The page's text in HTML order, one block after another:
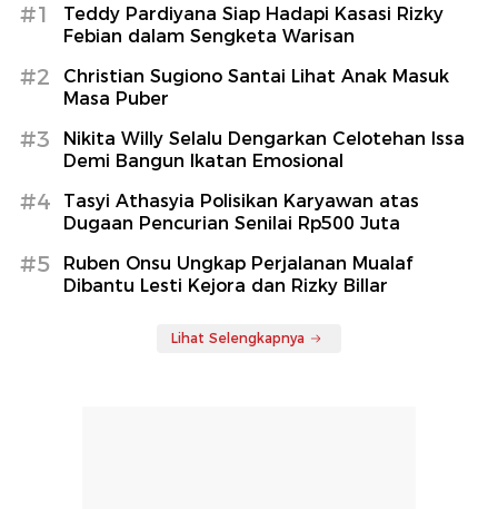
#1
Teddy Pardiyana Siap Hadapi Kasasi Rizky
Febian dalam Sengketa Warisan
#2
Christian Sugiono Santai Lihat Anak Masuk
Masa Puber
#3
Nikita Willy Selalu Dengarkan Celotehan Issa
Demi Bangun Ikatan Emosional
#4
Tasyi Athasyia Polisikan Karyawan atas
Dugaan Pencurian Senilai Rp500 Juta
#5
Ruben Onsu Ungkap Perjalanan Mualaf
Dibantu Lesti Kejora dan Rizky Billar
Lihat Selengkapnya